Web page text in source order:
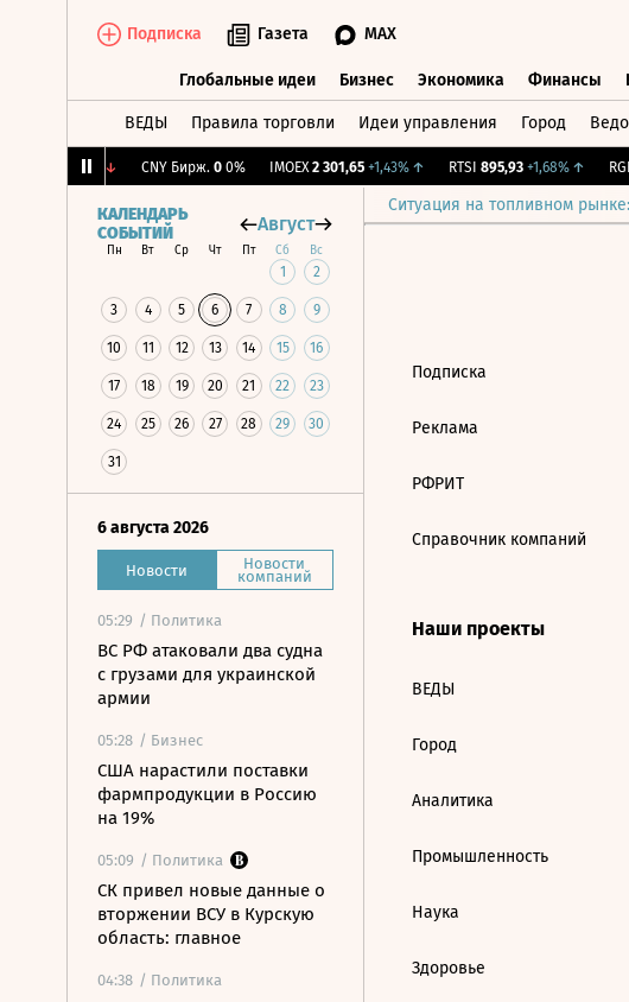
Подписка Газета MAX
Глобальные идеи Бизнес Экономика Финансы
ВЕДЫ Правила торговли Идеи управления Город
↓ CNY Бирж. 0 0% IMOEX 2 301,65 +1,43%↑ RTSI 895,93 +1,68%↑ RGBI
Ситуация на топливном
КАЛЕНДАРЬ
СОБЫТИЙ
Август
Пн Вт Ср Чт Пт Сб Вс
1 2
3 4 5 6 7 8 9
10 11 12 13 14 15 16
17 18 19 20 21 22 23
24 25 26 27 28 29 30
31
6 августа 2026
Новости Новости
компаний
05:29 / Политика
ВС РФ атаковали два судна
с грузами для украинской
армии
05:28 / Бизнес
США нарастили поставки
фармпродукции в Россию
на 19%
05:09 / Политика
СК привел новые данные о
вторжении ВСУ в Курскую
область: главное
04:38 / Политика
Подписка
Реклама
РФРИТ
Справочник компаний
Наши проекты
ВЕДЫ
Город
Аналитика
Промышленность
Наука
Здоровье